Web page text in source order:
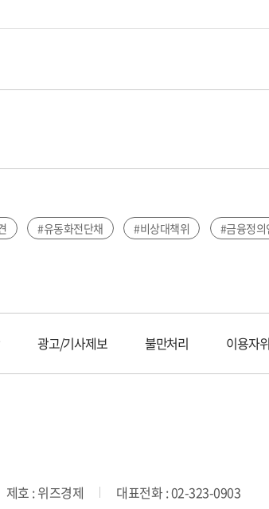
#유동화전단채 #비상대책위 #금융정의
광고/기사제보 불만처리 이용자
제호 : 위즈경제
대표전화 : 02-323-0903